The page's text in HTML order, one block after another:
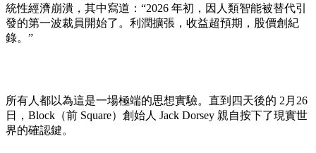
統性經濟崩潰，其中寫道：“2026 年初，因人類智能被替代引
發的第一波裁員開始了。利潤擴張，收益超預期，股價創紀
錄。”
所有人都以為這是一場極端的思想實驗。直到四天後的 2月26
日，Block（前 Square）創始人 Jack Dorsey 親自按下了現實世
界的確認鍵。